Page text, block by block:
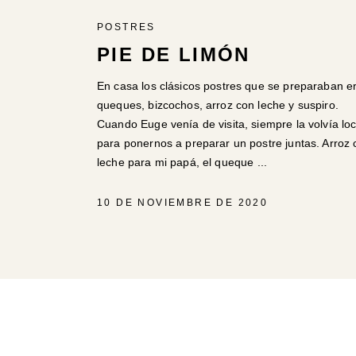
POSTRES
PIE DE LIMÓN
En casa los clásicos postres que se preparaban
queques, bizcochos, arroz con leche y suspiro.
Cuando Euge venía de visita, siempre la volvía
para ponernos a preparar un postre juntas. Arroz
leche para mi papá, el queque
10 DE NOVIEMBRE DE 2020